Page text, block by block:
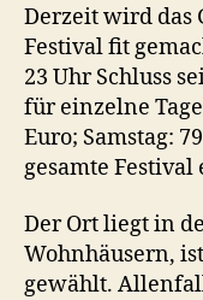
Derzeit wird das
Festival fit
23 Uhr Schluss
für einzelne
Euro; Samstag:
gesamte
Der Ort liegt in
Wohnhäusern,
gewählt.